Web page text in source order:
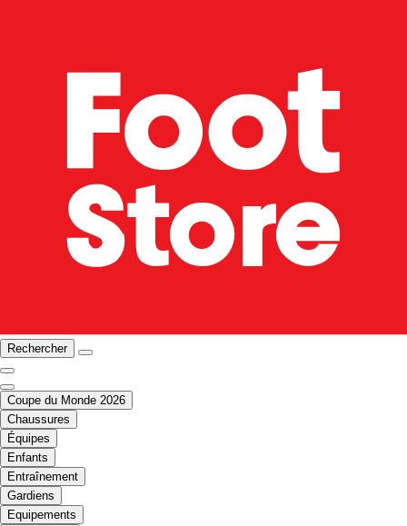
Rechercher
Coupe du Monde 2026
Chaussures
Équipes
Enfants
Entraînement
Gardiens
Equipements